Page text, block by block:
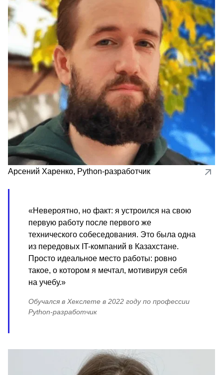
Арсений Харенко, Python-разработчик
«Невероятно, но факт: я устроился на свою
первую работу после первого же
технического собеседования. Это была одна
из передовых IT-компаний в Казахстане.
Просто идеальное место работы: ровно
такое, о котором я мечтал, мотивируя себя
на учебу.»
Обучался в Хекслете в 2022 году по профессии
Python-разработчик